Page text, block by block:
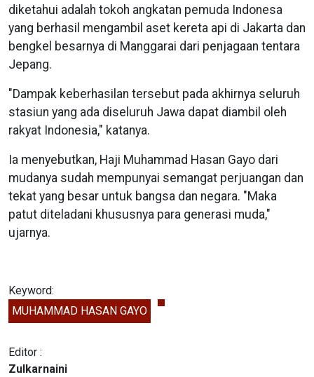
diketahui adalah tokoh angkatan pemuda Indonesa
yang berhasil mengambil aset kereta api di Jakarta dan
bengkel besarnya di Manggarai dari penjagaan tentara
Jepang.
"Dampak keberhasilan tersebut pada akhirnya seluruh
stasiun yang ada diseluruh Jawa dapat diambil oleh
rakyat Indonesia," katanya.
Ia menyebutkan, Haji Muhammad Hasan Gayo dari
mudanya sudah mempunyai semangat perjuangan dan
tekat yang besar untuk bangsa dan negara. "Maka
patut diteladani khususnya para generasi muda,"
ujarnya.
Keyword:
MUHAMMAD HASAN GAYO
Editor :
Zulkarnaini